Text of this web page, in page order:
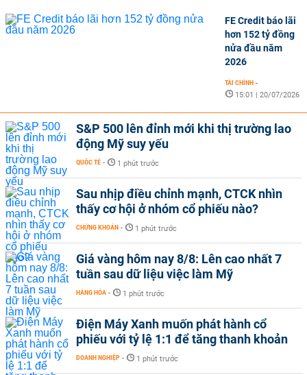
FE Credit báo lãi
hơn 152 tỷ đồng
nửa đầu năm
2026
TÀI CHÍNH -
15:01 | 20/07/2026
S&P 500 lên đỉnh mới khi thị trường lao
động Mỹ suy yếu
QUỐC TẾ - 1 phút trước
Sau nhịp điều chỉnh mạnh, CTCK nhìn
thấy cơ hội ở nhóm cổ phiếu nào?
CHỨNG KHOÁN - 1 phút trước
Giá vàng hôm nay 8/8: Lên cao nhất 7
tuần sau dữ liệu việc làm Mỹ
HÀNG HÓA - 1 phút trước
Điện Máy Xanh muốn phát hành cổ
phiếu với tỷ lệ 1:1 để tăng thanh khoản
DOANH NGHIỆP - 1 phút trước